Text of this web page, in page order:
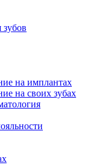
на имплантах
на своих зубах